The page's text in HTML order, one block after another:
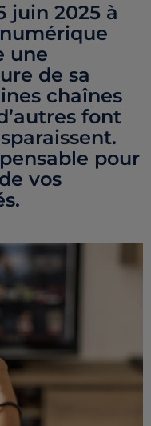
juin 2025 à
une
de sa
chaînes
font
pour
vos